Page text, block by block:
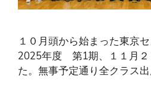
１０月頭から始まった東京
2025年度 第1期、１１月２
た。無事予定通り全クラス